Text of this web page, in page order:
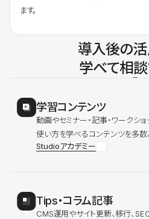
ます。
導入後の活
学べて相談
学習コンテンツ
動画やセミナー・記事・ワークショ
使い方を学べるコンテンツを多数
Studioアカデミー
Tips・コラム記事
CMS運用やサイト更新、移行、